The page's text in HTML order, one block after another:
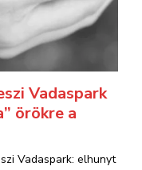
Vadaspark
örökre a
Vadaspark: elhunyt